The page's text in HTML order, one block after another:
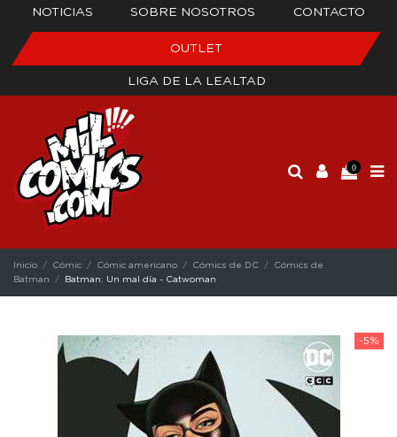
NOTICIAS SOBRE NOSOTROS CONTACTO
OUTLET
LIGA DE LA LEALTAD
0
Inicio Cómic Cómic americano Cómics de DC
Cómics de
Batman
Batman: Un mal día - Catwoman
-5%